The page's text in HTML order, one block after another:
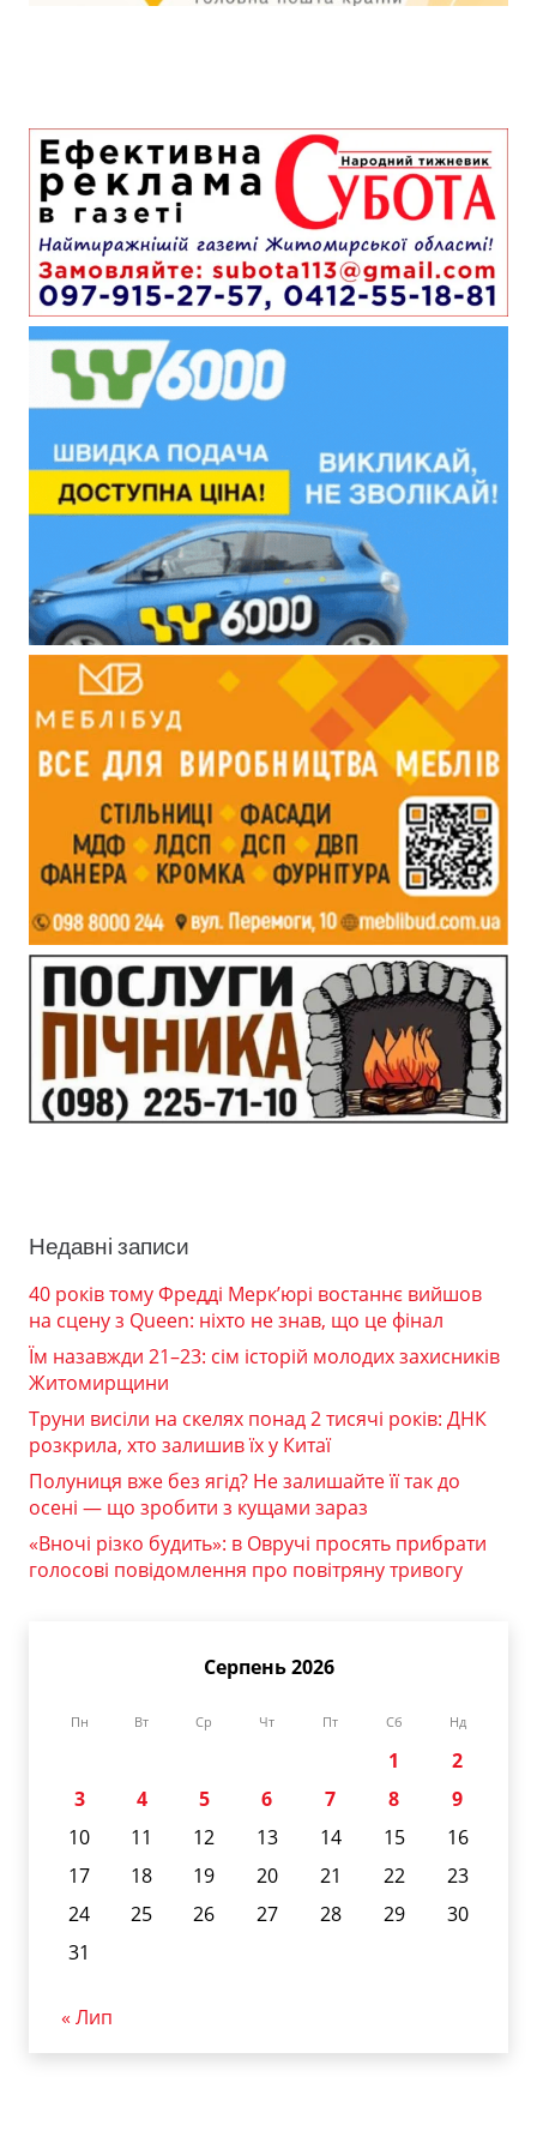
Недавні записи
40 років тому Фредді Мерк’юрі востаннє вийшов
на сцену з Queen: ніхто не знав, що це фінал
Їм назавжди 21–23: сім історій молодих захисників
Житомирщини
Труни висіли на скелях понад 2 тисячі років: ДНК
розкрила, хто залишив їх у Китаї
Полуниця вже без ягід? Не залишайте її так до
осені — що зробити з кущами зараз
«Вночі різко будить»: в Овручі просять прибрати
голосові повідомлення про повітряну тривогу
Серпень 2026
Пн Вт Ср Чт Пт Сб Нд
1
2
3
4 5 6 7 8
9
10
11 12 13 14 15
16
17
18 19 20 21 22
23
24
25 26 27 28 29
30
31
« Лип